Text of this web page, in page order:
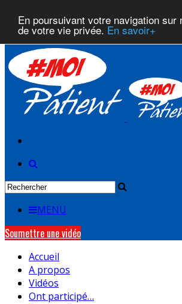
En poursuivant votre navigation
de votre vie privée. En savoir+
MENU
Soumettre une vidéo
Accueil
A propos
Vidéos
Ont participé…